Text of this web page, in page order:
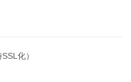
化）